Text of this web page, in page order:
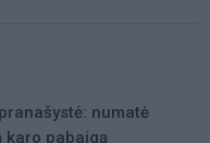
numatė
karo pabaigą